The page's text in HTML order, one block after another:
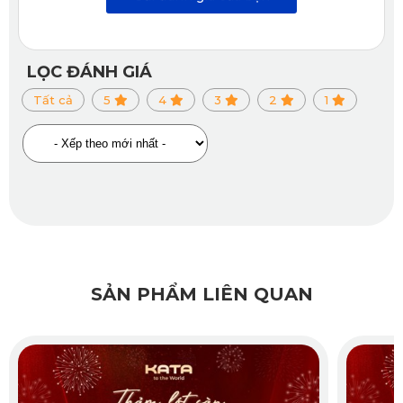
LỌC ĐÁNH GIÁ
Tất cả 5 4 3 2 1
SẢN PHẨM LIÊN QUAN